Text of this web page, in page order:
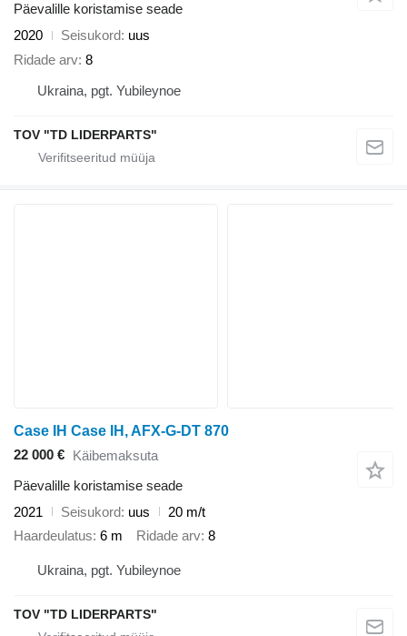
Päevalille koristamise seade
2020
Seisukord uus
Ridade arv 8
Ukraina, pgt. Yubileynoe
TOV "TD LIDERPARTS"
Case IH Case IH, AFX-G-DT 870
22 000 € Käibemaksuta
Päevalille koristamise seade
2021
Seisukord uus
20 m/t
Haardeulatus 6 m Ridade arv 8
Ukraina, pgt. Yubileynoe
TOV "TD LIDERPARTS"